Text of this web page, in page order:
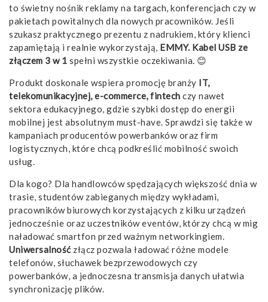
to świetny nośnik reklamy na targach, konferencjach czy w
pakietach powitalnych dla nowych pracowników. Jeśli
szukasz praktycznego prezentu z nadrukiem, który klienci
zapamiętają i realnie wykorzystają, EMMY. Kabel USB ze
złączem 3 w 1 spełni wszystkie oczekiwania. 😊
Produkt doskonale wspiera promocję branży IT,
telekomunikacyjnej, e-commerce, fintech czy nawet
sektora edukacyjnego, gdzie szybki dostęp do energii
mobilnej jest absolutnym must-have. Sprawdzi się także w
kampaniach producentów powerbanków oraz firm
logistycznych, które chcą podkreślić mobilność swoich
usług.
Dla kogo? Dla handlowców spędzających większość dnia w
trasie, studentów zabieganych między wykładami,
pracowników biurowych korzystających z kilku urządzeń
jednocześnie oraz uczestników eventów, którzy chcą w mig
naładować smartfon przed ważnym networkingiem.
Uniwersalnośćzłącz pozwala ładować różne modele
telefonów, słuchawek bezprzewodowych czy
powerbanków, a jednoczesna transmisja danych ułatwia
synchronizację plików.